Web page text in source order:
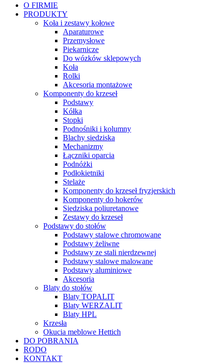
O FIRMIE
PRODUKTY
Koła i zestawy kołowe
Aparaturowe
Przemysłowe
Piekarnicze
Do wózków sklepowych
Koła
Rolki
Akcesoria montażowe
Komponenty do krzeseł
Podstawy
Kółka
Stopki
Podnośniki i kolumny
Blachy siedziska
Mechanizmy
Łączniki oparcia
Podnóżki
Podłokietniki
Stelaże
Komponenty do krzeseł fryzjerskich
Komponenty do hokerów
Siedziska poliuretanowe
Zestawy do krzeseł
Podstawy do stołów
Podstawy stalowe chromowane
Podstawy żeliwne
Podstawy ze stali nierdzewnej
Podstawy stalowe malowane
Podstawy aluminiowe
Akcesoria
Blaty do stołów
Blaty TOPALIT
Blaty WERZALIT
Blaty HPL
Krzesła
Okucia meblowe Hettich
DO POBRANIA
RODO
KONTAKT